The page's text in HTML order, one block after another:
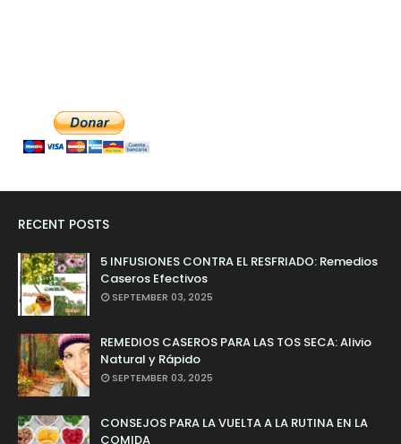
RECENT POSTS
5 INFUSIONES CONTRA EL RESFRIADO: Remedios
Caseros Efectivos
SEPTEMBER 03, 2025
REMEDIOS CASEROS PARA LAS TOS SECA: Alivio
Natural y Rápido
SEPTEMBER 03, 2025
CONSEJOS PARA LA VUELTA A LA RUTINA EN LA
COMIDA